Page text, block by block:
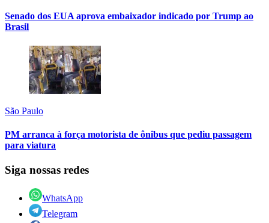
Senado dos EUA aprova embaixador indicado por Trump ao
Brasil
São Paulo
PM arranca à força motorista de ônibus que pediu passagem
para viatura
Siga nossas redes
WhatsApp
Telegram